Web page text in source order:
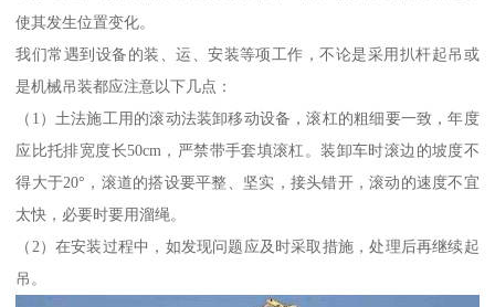
使其发生位置变化。
我们常遇到设备的装、运、安装等项工作，不论是采用扒杆起吊或
是机械吊装都应注意以下几点：
（1）土法施工用的滚动法装卸移动设备，滚杠的粗细要一致，年度
应比托排宽度长50cm，严禁带手套填滚杠。装卸车时滚边的坡度不
得大于20°，滚道的搭设要平整、坚实，接头错开，滚动的速度不宜
太快，必要时要用溜绳。
（2）在安装过程中，如发现问题应及时采取措施，处理后再继续起
吊。